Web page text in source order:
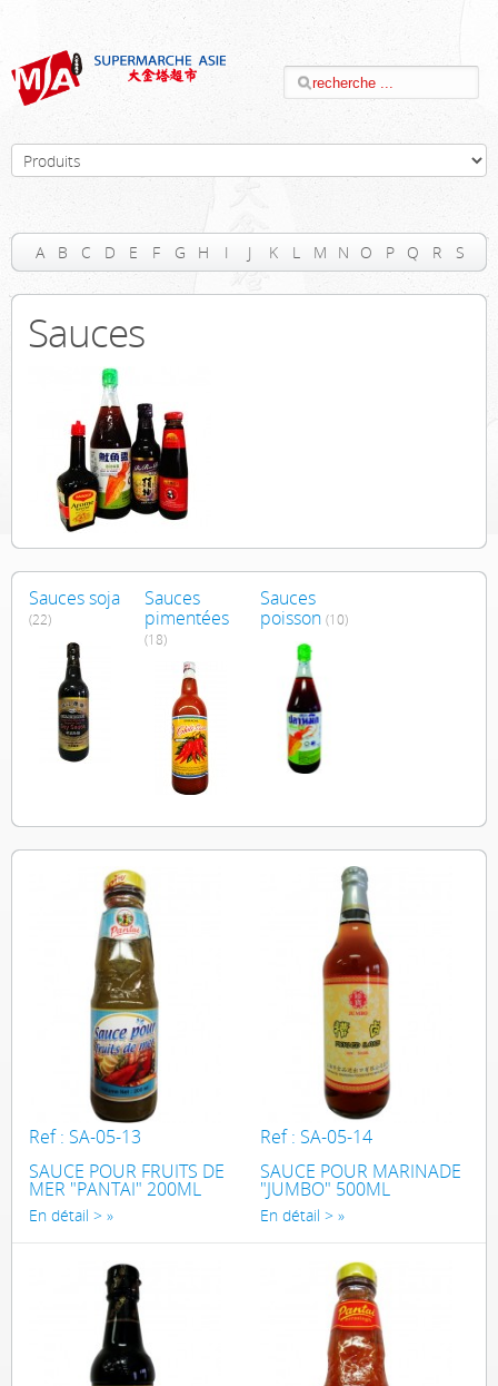
A B C D E F G H I J K L M N O P Q R
S
T
U V W X Y Z #
Sauces
Sauces soja
(22)
Sauces
pimentées
(18)
Sauces
poisson (10)
Ref : SA-05-13
SAUCE POUR FRUITS DE
MER "PANTAI" 200ML
En détail >
Ref : SA-05-14
SAUCE POUR MARINADE
"JUMBO" 500ML
En détail >